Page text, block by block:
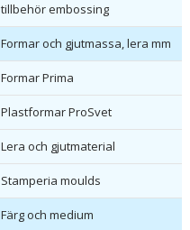
tillbehör embossing
Formar och gjutmassa, lera mm
Formar Prima
Plastformar ProSvet
Lera och gjutmaterial
Stamperia moulds
Färg och medium